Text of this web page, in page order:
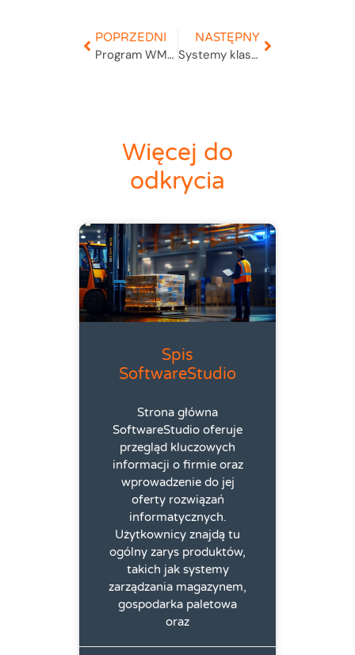
POPRZEDNI
Program WMS softwarestudio
NASTĘPNY
Systemy klasy WMS w sklepie Internetowym
Więcej do
odkrycia
Spis
SoftwareStudio
Strona główna
SoftwareStudio oferuje
przegląd kluczowych
informacji o firmie oraz
wprowadzenie do jej
oferty rozwiązań
informatycznych.
Użytkownicy znajdą tu
ogólny zarys produktów,
takich jak systemy
zarządzania magazynem,
gospodarka paletowa
oraz